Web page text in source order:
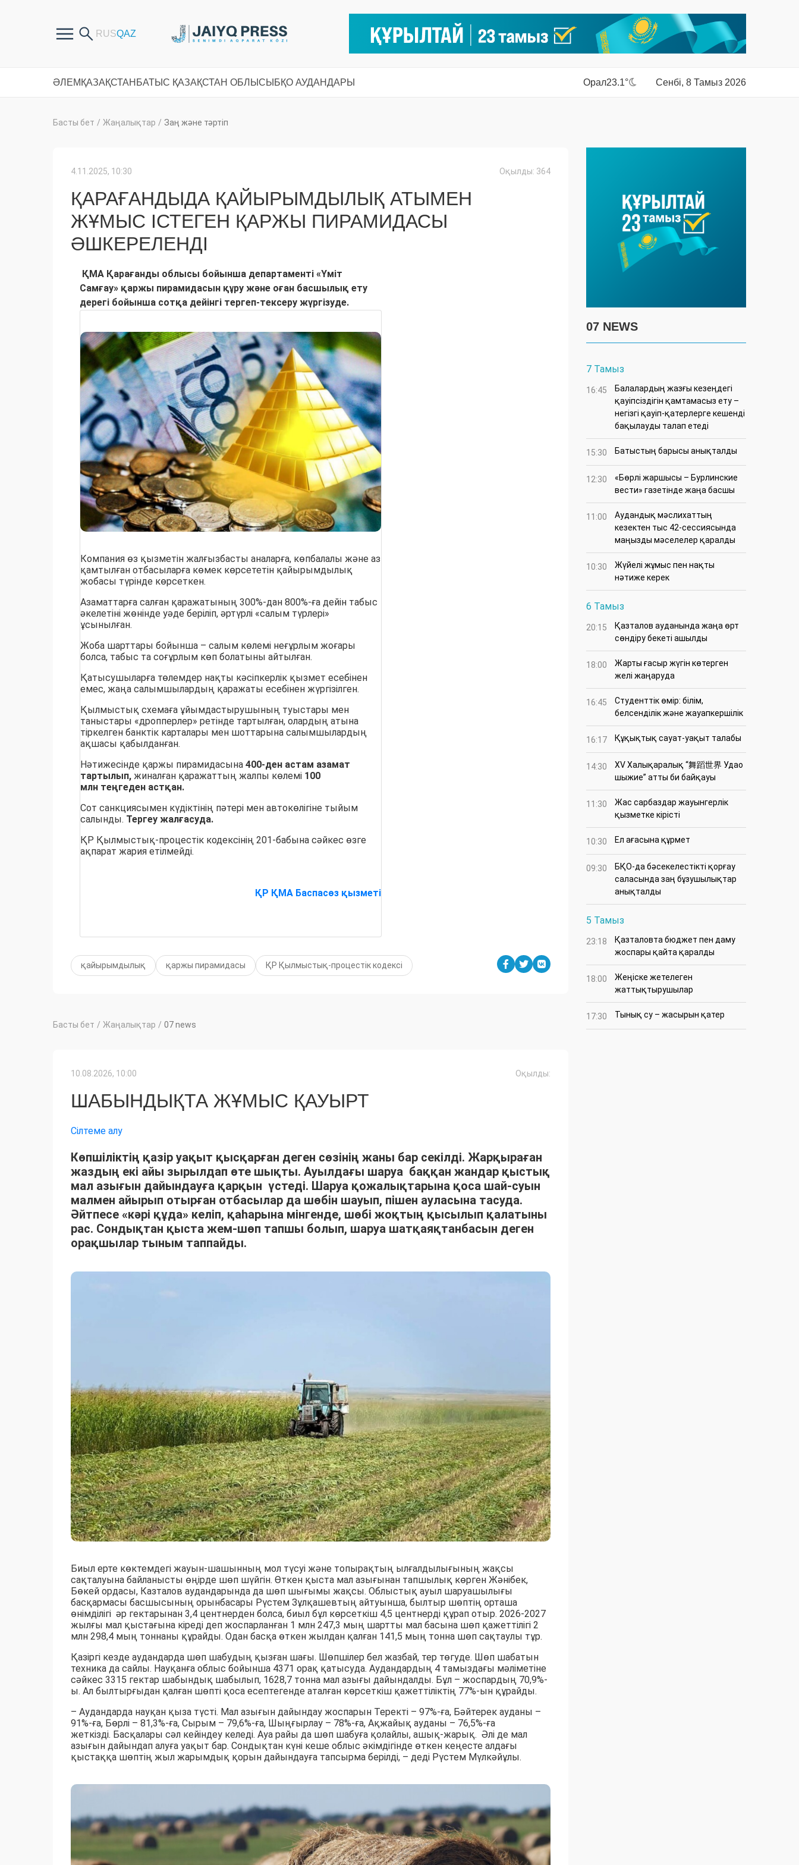
ӘЛЕМ ҚАЗАҚСТАН БАТЫС ҚАЗАҚСТАН ОБЛЫСЫ БҚО АУДАНДАРЫ Орал23.1° Сенбі, 8 Тамыз 2026
Басты бет / Жаңалықтар / Заң және тәртіп
4.11.2025, 10:30 Оқылды: 364
ҚАРАҒАНДЫДА ҚАЙЫРЫМДЫЛЫҚ АТЫМЕН
ЖҰМЫС ІСТЕГЕН ҚАРЖЫ ПИРАМИДАСЫ
ӘШКЕРЕЛЕНДІ
ҚМА Қарағанды облысы бойынша департаменті «Үміт
Самғау» қаржы пирамидасын құру және оған басшылық ету
дерегі бойынша сотқа дейінгі тергеп-тексеру жүргізуде.
Компания өз қызметін жалғызбасты аналарға, көпбалалы және аз
қамтылған отбасыларға көмек көрсететін қайырымдылық
жобасы түрінде көрсеткен.
Азаматтарға салған қаражатының 300%-дан 800%-ға дейін табыс
әкелетіні жөнінде уәде беріліп, әртүрлі «салым түрлері»
ұсынылған.
Жоба шарттары бойынша – салым көлемі неғұрлым жоғары
болса, табыс та соғұрлым көп болатыны айтылған.
Қатысушыларға төлемдер нақты кәсіпкерлік қызмет есебінен
емес, жаңа салымшылардың қаражаты есебінен жүргізілген.
Қылмыстық схемаға ұйымдастырушының туыстары мен
таныстары «дропперлер» ретінде тартылған, олардың атына
тіркелген банктік карталары мен шоттарына салымшылардың
ақшасы қабылданған.
Нәтижесінде қаржы пирамидасына 400-ден астам азамат
тартылып, жиналған қаражаттың жалпы көлемі 100
млн теңгеден астқан.
Сот санкциясымен күдіктінің пәтері мен автокөлігіне тыйым
салынды. Тергеу жалғасуда.
ҚР Қылмыстық-процестік кодексінің 201-бабына сәйкес өзге
ақпарат жария етілмейді.
ҚР ҚМА Баспасөз қызметі
қайырымдылық қаржы пирамидасы ҚР Қылмыстық-процестік кодексі
Басты бет / Жаңалықтар / 07 news
10.08.2026, 10:00 Оқылды:
ШАБЫНДЫҚТА ЖҰМЫС ҚАУЫРТ
Сілтеме алу
Көпшіліктің қазір уақыт қысқарған деген сөзінің жаны бар секілді. Жарқыраған
жаздың екі айы зырылдап өте шықты. Ауылдағы шаруа баққан жандар қыстық
мал азығын дайындауға қарқын үстеді. Шаруа қожалықтарына қоса шай-суын
малмен айырып отырған отбасылар да шөбін шауып, пішен ауласына тасуда.
Әйтпесе «кәрі құда» келіп, қаһарына мінгенде, шөбі жоқтың қысылып қалатыны
рас. Сондықтан қыста жем-шөп тапшы болып, шаруа шатқаяқтанбасын деген
орақшылар тыным таппайды.
Биыл ерте көктемдегі жауын-шашынның мол түсуі және топырақтың ылғалдылығының жақсы
сақталуына байланысты өңірде шөп шүйгін. Өткен қыста мал азығынан тапшылық көрген Жәнібек,
Бөкей ордасы, Казталов аудандарында да шөп шығымы жақсы. Облыстық ауыл шаруашылығы
басқармасы басшысының орынбасары Рүстем Зұлқашевтың айтуынша, былтыр шөптің орташа
өнімділігі әр гектарынан 3,4 центнерден болса, биыл бұл көрсеткіш 4,5 центнерді құрап отыр. 2026-2027
жылғы мал қыстағына кіреді деп жоспарланған 1 млн 247,3 мың шартты мал басына шөп қажеттілігі 2
млн 298,4 мың тоннаны құрайды. Одан басқа өткен жылдан қалған 141,5 мың тонна шөп сақтаулы тұр.
Қазіргі кезде аудандарда шөп шабудың қызған шағы. Шөпшілер бел жазбай, тер төгуде. Шөп шабатын
техника да сайлы. Науқанға облыс бойынша 4371 орақ қатысуда. Аудандардың 4 тамыздағы мәліметіне
сәйкес 3315 гектар шабындық шабылып, 1628,7 тонна мал азығы дайындалды. Бұл – жоспардың 70,9%-
ы. Ал былтырғыдан қалған шөпті қоса есептегенде аталған көрсеткіш қажеттіліктің 77%-ын құрайды.
– Аудандарда науқан қыза түсті. Мал азығын дайындау жоспарын Теректі – 97%-ға, Бәйтерек ауданы –
91%-ға, Бөрлі – 81,3%-ға, Сырым – 79,6%-ға, Шыңғырлау – 78%-ға, Ақжайық ауданы – 76,5%-ға
жеткізді. Басқалары сәл кейіндеу келеді. Ауа райы да шөп шабуға қолайлы, ашық-жарық. Әлі де мал
азығын дайындап алуға уақыт бар. Сондықтан күні кеше облыс әкімдігінде өткен кеңесте алдағы
қыстаққа шөптің жыл жарымдық қорын дайындауға тапсырма берілді, – деді Рүстем Мүлкәйұлы.
07 NEWS
7 Тамыз
16:45
Балалардың жазғы кезеңдегі
қауіпсіздігін қамтамасыз ету –
негізгі қауіп-қатерлерге кешенді
бақылауды талап етеді
15:30 Батыстың барысы анықталды
12:30
«Бөрлі жаршысы – Бурлинские
вести» газетінде жаңа басшы
11:00
Аудандық мәслихаттың
кезектен тыс 42-сессиясында
маңызды мәселелер қаралды
10:30
Жүйелі жұмыс пен нақты
нәтиже керек
6 Тамыз
20:15
Қазталов ауданында жаңа өрт
сөндіру бекеті ашылды
18:00
Жарты ғасыр жүгін көтерген
желі жаңаруда
16:45
Студенттік өмір: білім,
белсенділік және жауапкершілік
16:17 Құқықтық сауат-уақыт талабы
14:30
XV Халықаралық “舞蹈世界 Удао
шыжие” атты би байқауы
11:30
Жас сарбаздар жауынгерлік
қызметке кірісті
10:30 Ел ағасына құрмет
09:30
БҚО-да бәсекелестікті қорғау
саласында заң бұзушылықтар
анықталды
5 Тамыз
23:18
Қазталовта бюджет пен даму
жоспары қайта қаралды
18:00
Жеңіске жетелеген
жаттықтырушылар
17:30 Тынық су – жасырын қатер